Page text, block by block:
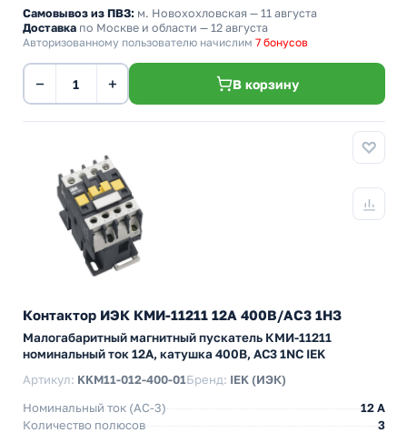
Самовывоз из ПВЗ: м. Новохохловская — 11 августа
Доставка по Москве и области — 12 августа
Авторизованному пользователю начислим 7 бонусов
− + В корзину
Контактор ИЭК КМИ-11211 12А 400В/АС3 1НЗ
Малогабаритный магнитный пускатель КМИ-11211
номинальный ток 12А, катушка 400В, АС3 1NC IEK
Артикул: KKM11-012-400-01Бренд: IEK (ИЭК)
Номинальный ток (АС-3)
12 A
Количество полюсов
3